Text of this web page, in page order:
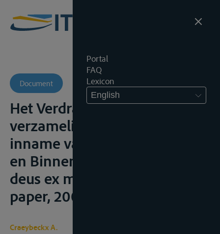
Portal
FAQ
Lexicon
English
Document
Het Verdrag inzake de
verzameling, afgifte en
inname van afval in de Rijn-
en Binnenvaart in 1996: een
deus ex machina, Antwerpen,
paper, 2000;
Craeybeckx A.